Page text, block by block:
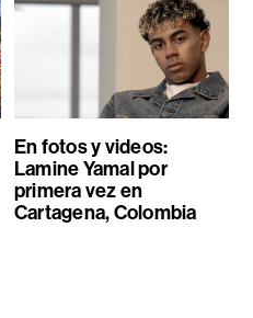
En fotos y videos:
Lamine Yamal por
primera vez en
Cartagena, Colombia